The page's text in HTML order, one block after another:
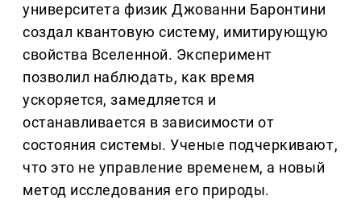
университета физик Джованни Баронтини
создал квантовую систему, имитирующую
свойства Вселенной. Эксперимент
позволил наблюдать, как время
ускоряется, замедляется и
останавливается в зависимости от
состояния системы. Ученые подчеркивают,
что это не управление временем, а новый
метод исследования его природы.